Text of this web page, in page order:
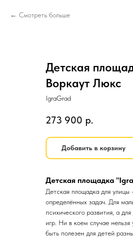
Смотреть больше
Детская
Воркаут Люкс
IgraGrad
273 900 р.
Добавить в корзину
Детская площадка
Детская площадка для улицы
определённых задач. Для
психического развития, а
игр. Ни в коем случае
быть полезен для детей